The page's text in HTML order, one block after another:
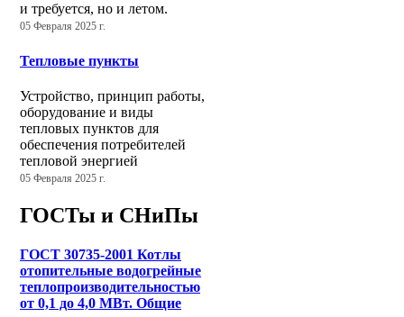
и требуется, но и летом.
05 Февраля 2025 г.
Тепловые пункты
Устройство, принцип работы,
оборудование и виды
тепловых пунктов для
обеспечения потребителей
тепловой энергией
05 Февраля 2025 г.
ГОСТы и СНиПы
ГОСТ 30735-2001 Котлы
отопительные водогрейные
теплопроизводительностью
от 0,1 до 4,0 МВт. Общие